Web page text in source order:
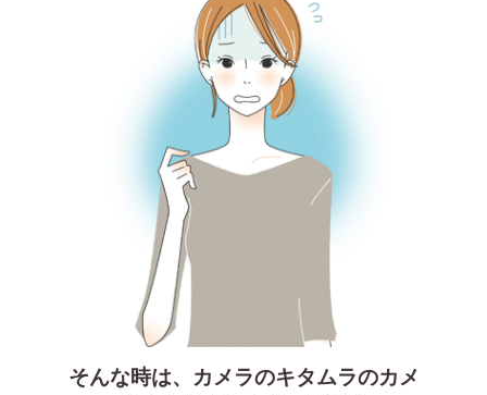
そんな時は、カメラのキタムラのカメ